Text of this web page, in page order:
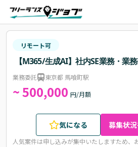
リモート可
【M365/生成AI】社内SE業務・業
業務委託 東京都 馬喰町駅
~ 500,000 円/月額
気になる 募集状況
人気案件は申し込みが集中いたしますため、